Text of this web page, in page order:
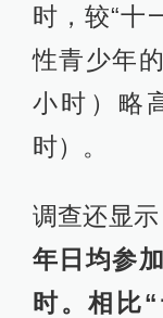
时，较“十
性青少年
小时）略
时）。
调查还显示
年日均参
时。相比